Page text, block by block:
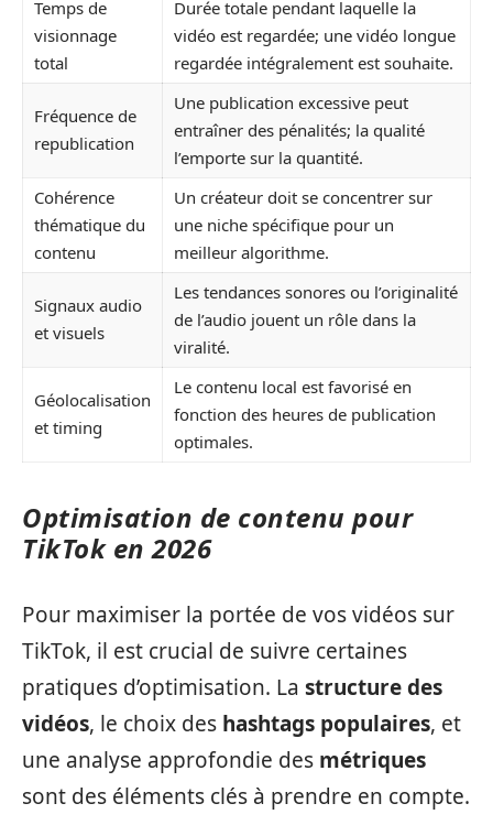
Temps de
visionnage
total
Durée totale pendant laquelle la
vidéo est regardée; une vidéo longue
regardée intégralement est souhaite.
Fréquence de
republication
Une publication excessive peut
entraîner des pénalités; la qualité
l’emporte sur la quantité.
Cohérence
thématique du
contenu
Un créateur doit se concentrer sur
une niche spécifique pour un
meilleur algorithme.
Signaux audio
et visuels
Les tendances sonores ou l’originalité
de l’audio jouent un rôle dans la
viralité.
Géolocalisation
et timing
Le contenu local est favorisé en
fonction des heures de publication
optimales.
Optimisation de contenu pour
TikTok en 2026
Pour maximiser la portée de vos vidéos sur
TikTok, il est crucial de suivre certaines
pratiques d’optimisation. La structure des
vidéos, le choix des hashtags populaires, et
une analyse approfondie des métriques
sont des éléments clés à prendre en compte.